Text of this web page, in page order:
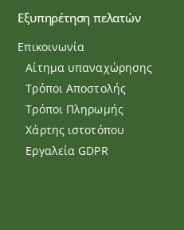
Εξυπηρέτηση πελατών
Επικοινωνία
Αίτημα υπαναχώρησης
Τρόποι Αποστολής
Τρόποι Πληρωμής
Χάρτης ιστοτόπου
Εργαλεία GDPR